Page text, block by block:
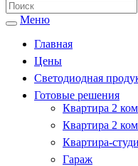
Меню
Главная
Цены
Светодиодная
Готовые решения
Квартира 2
Квартира 2
Квартира-
Гараж